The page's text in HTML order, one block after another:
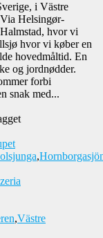
i Västre
Helsingør-
hvor vi
hvor vi køber en
hovedmåltid. En
og jordnødder.
forbi
snak med...
,
,Västre